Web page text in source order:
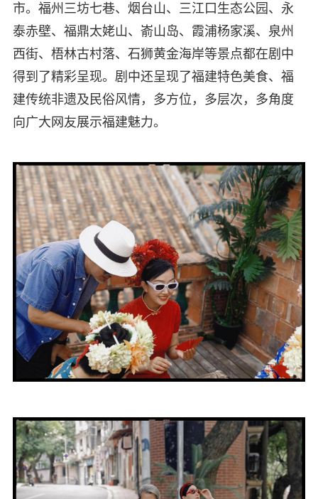
市。福州三坊七巷、烟台山、三江口生态公园、永
泰赤壁、福鼎太姥山、嵛山岛、霞浦杨家溪、泉州
西街、梧林古村落、石狮黄金海岸等景点都在剧中
得到了精彩呈现。剧中还呈现了福建特色美食、福
建传统非遗及民俗风情，多方位，多层次，多角度
向广大网友展示福建魅力。